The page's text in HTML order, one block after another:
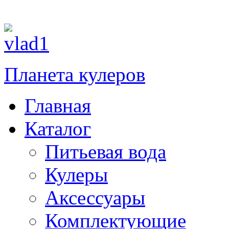
Планета кулеров
Главная
Каталог
Питьевая вода
Кулеры
Аксессуары
Комплектующие